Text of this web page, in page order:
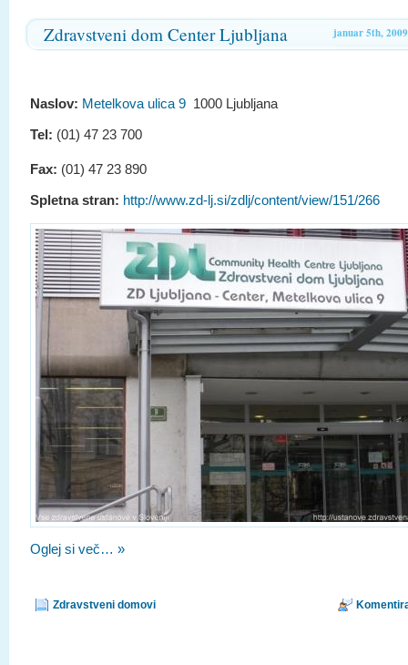
januar 5th, 2009
Zdravstveni dom Center Ljubljana
Naslov: Metelkova ulica 9 1000 Ljubljana
Tel: (01) 47 23 700
Fax: (01) 47 23 890
Spletna stran: http://www.zd-lj.si/zdlj/content/view/151/266
Oglej si več… »
Zdravstveni domovi